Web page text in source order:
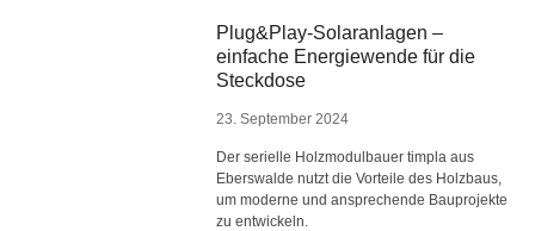
Plug&Play-Solaranlagen –
einfache Energiewende für die
Steckdose
23. September 2024
Der serielle Holzmodulbauer timpla aus
Eberswalde nutzt die Vorteile des Holzbaus,
um moderne und ansprechende Bauprojekte
zu entwickeln.